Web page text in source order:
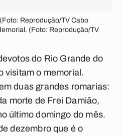
Reprodução/TV Cabo
(Foto: Reprodução/TV
do Rio Grande do
visitam o memorial.
duas grandes romarias:
morte de Frei Damião,
último domingo do mês.
dezembro que é o